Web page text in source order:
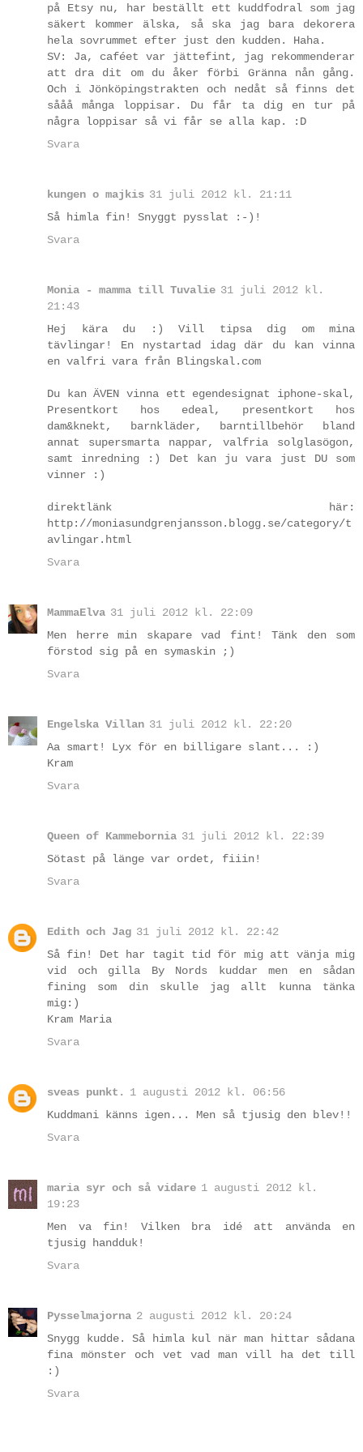
på Etsy nu, har beställt ett kuddfodral som jag
säkert kommer älska, så ska jag bara dekorera
hela sovrummet efter just den kudden. Haha.
SV: Ja, caféet var jättefint, jag rekommenderar
att dra dit om du åker förbi Gränna nån gång.
Och i Jönköpingstrakten och nedåt så finns det
sååå många loppisar. Du får ta dig en tur på
några loppisar så vi får se alla kap. :D
Svara
kungen o majkis 31 juli 2012 kl. 21:11
Så himla fin! Snyggt pysslat :-)!
Svara
Monia - mamma till Tuvalie 31 juli 2012 kl.
21:43
Hej kära du :) Vill tipsa dig om mina
tävlingar! En nystartad idag där du kan vinna
en valfri vara från Blingskal.com
Du kan ÄVEN vinna ett egendesignat iphone-skal,
Presentkort hos edeal, presentkort hos
dam&knekt, barnkläder, barntillbehör bland
annat supersmarta nappar, valfria solglasögon,
samt inredning :) Det kan ju vara just DU som
vinner :)
direktlänk här:
http://moniasundgrenjansson.blogg.se/category/t
avlingar.html
Svara
MammaElva 31 juli 2012 kl. 22:09
Men herre min skapare vad fint! Tänk den som
förstod sig på en symaskin ;)
Svara
Engelska Villan 31 juli 2012 kl. 22:20
Aa smart! Lyx för en billigare slant... :)
Kram
Svara
Queen of Kammebornia 31 juli 2012 kl. 22:39
Sötast på länge var ordet, fiiin!
Svara
Edith och Jag 31 juli 2012 kl. 22:42
Så fin! Det har tagit tid för mig att vänja mig
vid och gilla By Nords kuddar men en sådan
fining som din skulle jag allt kunna tänka
mig:)
Kram Maria
Svara
sveas punkt.
1 augusti 2012 kl. 06:56
Kuddmani känns igen... Men så tjusig den blev!!
Svara
maria syr och så vidare 1 augusti 2012 kl.
19:23
Men va fin! Vilken bra idé att använda en
tjusig handduk!
Svara
Pysselmajorna 2 augusti 2012 kl. 20:24
Snygg kudde. Så himla kul när man hittar sådana
fina mönster och vet vad man vill ha det till
:)
Svara